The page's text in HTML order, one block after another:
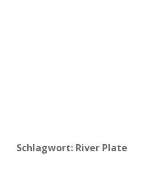
Schlagwort: River Plate